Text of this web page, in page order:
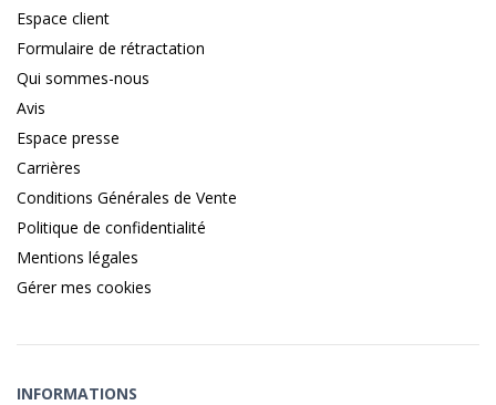
Espace client
Formulaire de rétractation
Qui sommes-nous
Avis
Espace presse
Carrières
Conditions Générales de Vente
Politique de confidentialité
Mentions légales
Gérer mes cookies
INFORMATIONS